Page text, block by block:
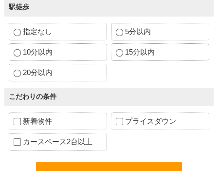
駅徒歩
指定なし 5分以内
10分以内 15分以内
20分以内
こだわりの条件
新着物件 プライスダウン
カースペース2台以上